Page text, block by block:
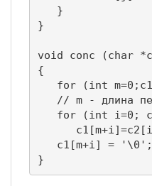
   }
}
void conc (char
{
for (int
// m - длина
for (int i=0;
   c1[m+i] = '\0';
}